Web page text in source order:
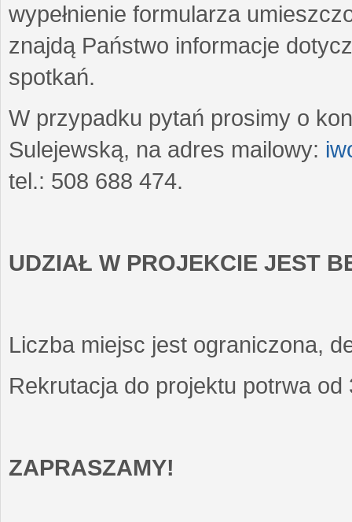
wypełnienie formularza
znajdą Państwo informacje
spotkań.
W przypadku pytań prosimy o
Sulejewską, na adres mailowy:
tel.: 508 688 474.
UDZIAŁ W PROJEKCIE JEST
Liczba miejsc jest ograniczona,
Rekrutacja do projektu potrwa
ZAPRASZAMY!